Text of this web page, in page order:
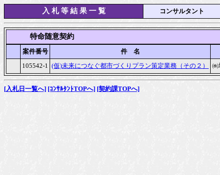
入 札 等 結 果 一 覧 コンサルタント
特命随意契約
案件番号
件　名
105542-1 (仮)未来につなぐ都市づくりプラン策定業務（その２）
[入札日一覧へ] [ｺﾝｻﾙﾀﾝﾄTOPへ] [契約課TOPへ]